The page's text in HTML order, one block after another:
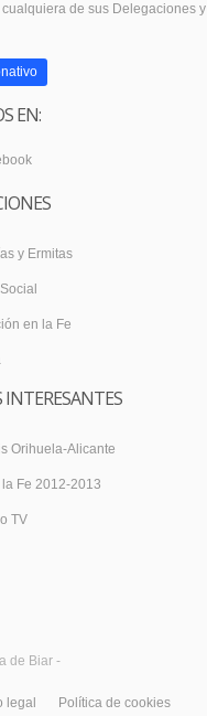
de sus Delegaciones y
EN:
y Ermitas
en la Fe
INTERESANTES
Orihuela-Alicante
Fe 2012-2013
TV
de Biar -
legal Política de cookies